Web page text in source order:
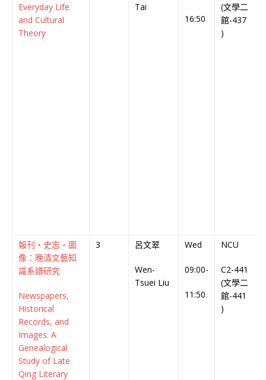
Everyday Life
and Cultural
Theory
Tai
16:50
(文學二
館-437
)
報刊‧史志‧圖
像：晚清文藝知
識系譜研究
Newspapers,
Historical
Records, and
Images: A
Genealogical
Study of Late
Qing Literary
3 呂文翠
Wen-
Tsuei Liu
Wed
09:00-
11:50
NCU
C2-441
(文學二
館-441
)